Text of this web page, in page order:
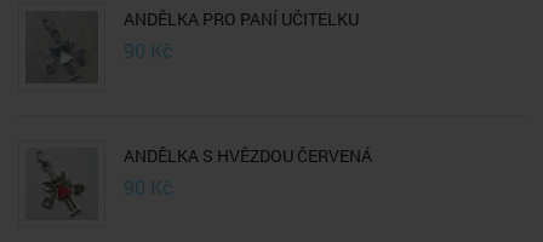
ANDĚLKA PRO PANÍ UČITELKU
90 Kč
ANDĚLKA S HVĚZDOU ČERVENÁ
90 Kč